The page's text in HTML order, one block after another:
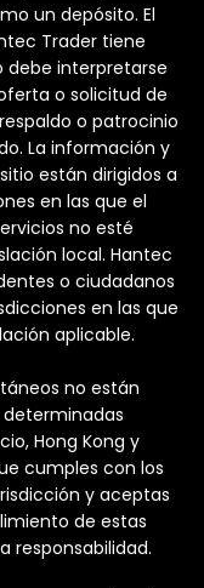
un depósito. El
Trader tiene
interpretarse
o solicitud de
o patrocinio
La información y
están dirigidos a
en las que el
no esté
local. Hantec
o ciudadanos
en las que
aplicable.
no están
determinadas
Hong Kong y
cumples con los
y aceptas
de estas
responsabilidad.